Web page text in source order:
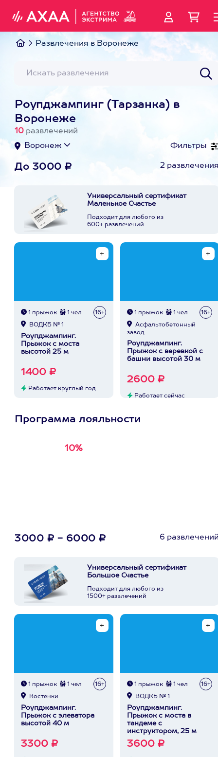
Развлечения в Воронеже
Роупджампинг (Тарзанка) в
Воронеже
10 развлечений
Фильтры
Воронеж
До 3000 ₽ 2
Универсальный сертификат
Маленькое Счастье
Подходит для любого из
600+ развлечений
1 прыжок 1 чел 16+
ВОДКБ № 1
Роупджампинг.
Прыжок с моста
высотой 25 м
1400 ₽
Работает круглый год
1 прыжок 1 чел 16+
Асфальтобетонный
завод
Роупджампинг.
Прыжок с веревкой с
башни высотой 30 м
2600 ₽
Работает сейчас
Программа лояльности
10%
3000 ₽ - 6000 ₽ 6
Универсальный сертификат
Большое Счастье
Подходит для любого из
1500+ развлечений
1 прыжок 1 чел 16+
Костенки
Роупджампинг.
Прыжок с элеватора
высотой 40 м
3300 ₽
1 прыжок 1 чел 16+
ВОДКБ № 1
Роупджампинг.
Прыжок с моста в
тандеме с
инструктором, 25 м
3600 ₽